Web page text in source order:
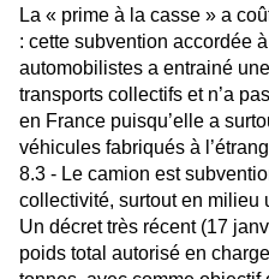
La « prime à la casse » a
: cette subvention accordée
automobilistes a entrainé
transports collectifs et n’a
en France puisqu’elle a
véhicules fabriqués à
8.3 - Le camion est
collectivité, surtout en milieu
Un décret très récent (17
poids total autorisé en